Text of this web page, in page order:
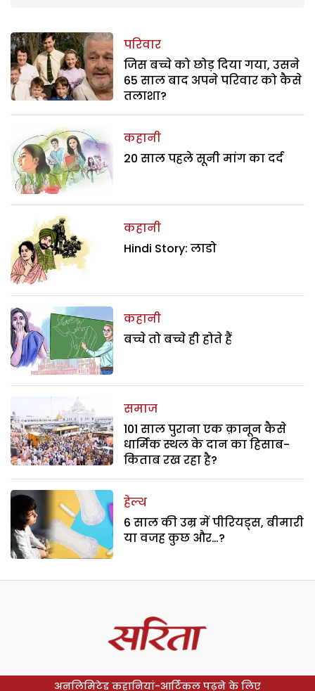
परिवार
जिस बच्चे को छोड़ दिया गया, उसने
65 साल बाद अपने परिवार को कैसे
तलाशा?
कहानी
20 साल पहले सूनी मांग का दर्द
कहानी
Hindi Story: लाडो
कहानी
बच्चे तो बच्चे ही होते हैं
समाज
101 साल पुराना एक क़ानून कैसे
धार्मिक स्थल के दान का हिसाब-
किताब रख रहा है?
हेल्थ
6 साल की उम्र में पीरियड्स, बीमारी
या वजह कुछ और…?
अनलिमिटेड कहानियां-आर्टिकल पढ़ने के लिए